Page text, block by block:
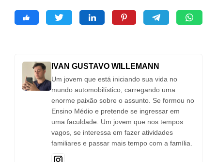
IVAN GUSTAVO WILLEMANN
Um jovem que está iniciando sua vida no
mundo automobilístico, carregando uma
enorme paixão sobre o assunto. Se formou no
Ensino Médio e pretende se ingressar em
uma faculdade. Um jovem que nos tempos
vagos, se interessa em fazer atividades
familiares e passar mais tempo com a família.